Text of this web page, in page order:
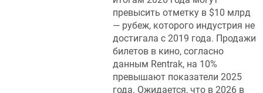
превысить отметку в $10 млрд
— рубеж, которого индустрия не
достигала с 2019 года. Продажи
билетов в кино, согласно
данным Rentrak, на 10%
превышают показатели 2025
года. Ожидается, что в 2026 в